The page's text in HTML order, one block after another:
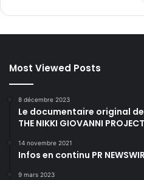
Most Viewed Posts
8 décembre 2023
Le documentaire original de
THE NIKKI GIOVANNI
14 novembre 2021
Infos en continu PR
9 mars 2023